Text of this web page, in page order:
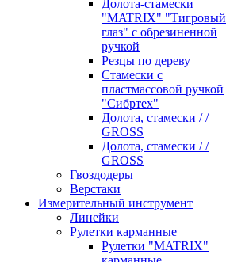
Долота-стамески
"MATRIX" "Тигровый
глаз" с обрезиненной
ручкой
Резцы по дереву
Стамески с
пластмассовой ручкой
"Сибртех"
Долота, стамески / /
GROSS
Долота, стамески / /
GROSS
Гвоздодеры
Верстаки
Измерительный инструмент
Линейки
Рулетки карманные
Рулетки "MATRIX"